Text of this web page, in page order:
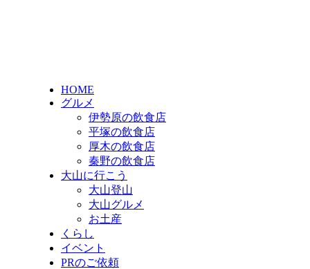
HOME
グルメ
伊勢原の飲食店
平塚の飲食店
厚木の飲食店
秦野の飲食店
大山に行こう
大山登山
大山グルメ
お土産
くらし
イベント
PRのご依頼